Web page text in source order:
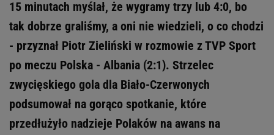
15 minutach myślał, że wygramy trzy lub 4:0, bo
tak dobrze graliśmy, a oni nie wiedzieli, o co chodzi
- przyznał Piotr Zieliński w rozmowie z TVP Sport
po meczu Polska - Albania (2:1). Strzelec
zwycięskiego gola dla Biało-Czerwonych
podsumował na gorąco spotkanie, które
przedłużyło nadzieje Polaków na awans na